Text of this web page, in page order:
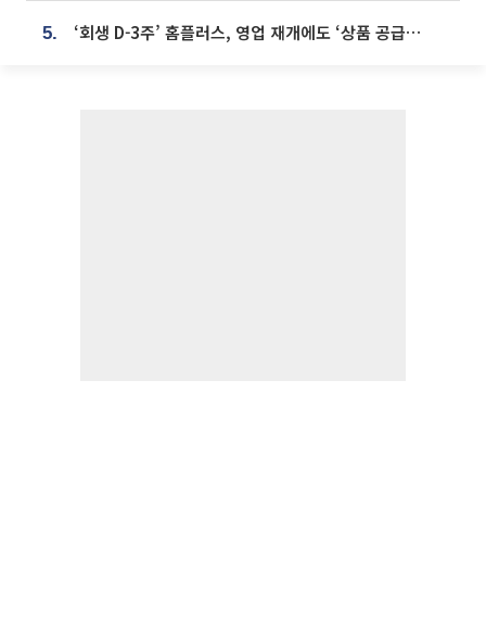
5. ‘회생 D-3주’ 홈플러스, 영업 재개에도 ‘상품 공급망’ 복구가 생존 관건